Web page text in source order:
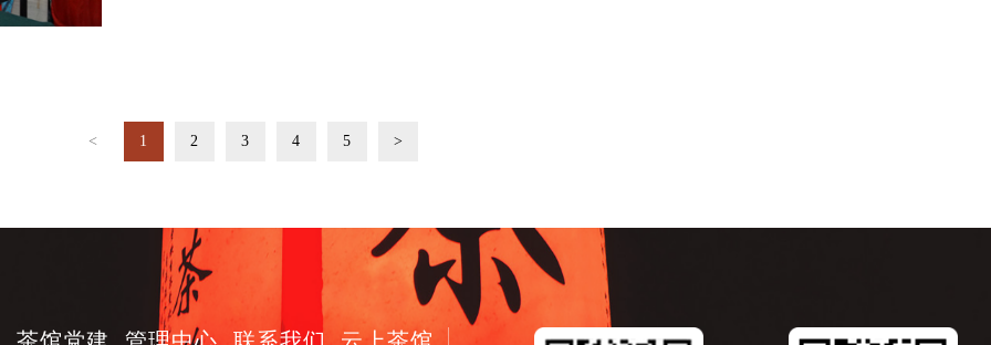
< 1 2 3 4 5 >
茶馆党建 管理中心 联系我们 云上茶馆